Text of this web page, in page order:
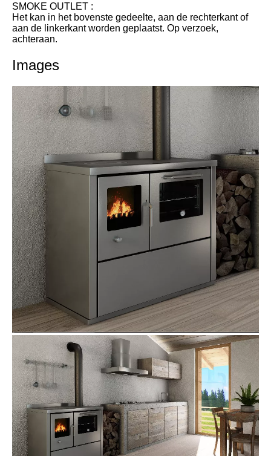
SMOKE OUTLET :
Het kan in het bovenste gedeelte, aan de rechterkant of
aan de linkerkant worden geplaatst. Op verzoek,
achteraan.
Images